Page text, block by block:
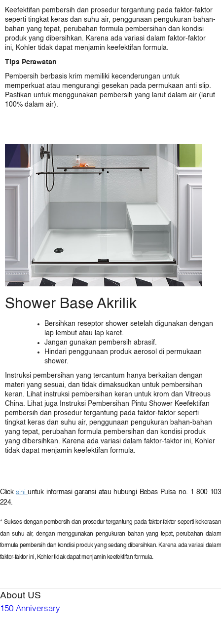
Rada Controls (Germany)
Rada Controls (UK)
Robern
Sanijura
Sterling
Keefektifan pembersih dan prosedur tergantung pada faktor-faktor
seperti tingkat keras dan suhu air, penggunaan pengukuran bahan-
bahan yang tepat, perubahan formula pembersihan dan kondisi
produk yang dibersihkan. Karena ada variasi dalam faktor-faktor
ini, Kohler tidak dapat menjamin keefektifan formula.
Tips Perawatan
Pembersih berbasis krim memiliki kecenderungan untuk
memperkuat atau mengurangi gesekan pada permukaan anti slip.
Pastikan untuk menggunakan pembersih yang larut dalam air (larut
100% dalam air).
Shower Base Akrilik
Bersihkan reseptor shower setelah digunakan dengan
lap lembut atau lap karet.
Jangan gunakan pembersih abrasif.
Hindari penggunaan produk aerosol di permukaan
shower.
Instruksi pembersihan yang tercantum hanya berkaitan dengan
materi yang sesuai, dan tidak dimaksudkan untuk pembersihan
keran. Lihat instruksi pembersihan keran untuk krom dan Vitreous
China. Lihat juga Instruksi Pembersihan Pintu Shower Keefektifan
pembersih dan prosedur tergantung pada faktor-faktor seperti
tingkat keras dan suhu air, penggunaan pengukuran bahan-bahan
yang tepat, perubahan formula pembersihan dan kondisi produk
yang dibersihkan. Karena ada variasi dalam faktor-faktor ini, Kohler
tidak dapat menjamin keefektifan formula.
Clicksiniuntuk informasi garansi atau hubungi Bebas Pulsa no. 1 800 103
224.
* Sukses dengan pembersih dan prosedur tergantung pada faktor-faktor seperti kekerasan
dan suhu air, dengan menggunakan pengukuran bahan yang tepat, perubahan dalam
formula pembersih dan kondisi produk yang sedang dibersihkan. Karena ada variasi dalam
faktor-faktor ini, Kohler tidak dapat menjamin keefektifan formula.
About US
150 Anniversary